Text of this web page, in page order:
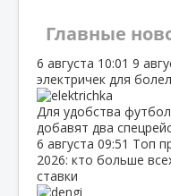
Главные
6 августа 10:01 9
электричек для
Для удобства
добавят два
6 августа 09:51 Топ
2026: кто больше
ставки